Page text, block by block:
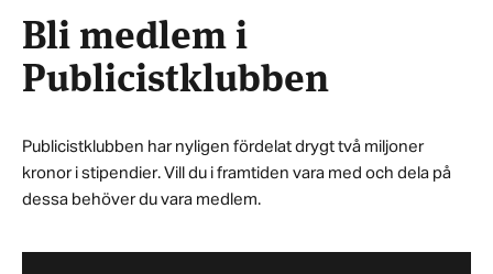
Bli medlem i
Publicistklubben
Publicistklubben har nyligen fördelat drygt två miljoner
kronor i stipendier. Vill du i framtiden vara med och dela på
dessa behöver du vara medlem.